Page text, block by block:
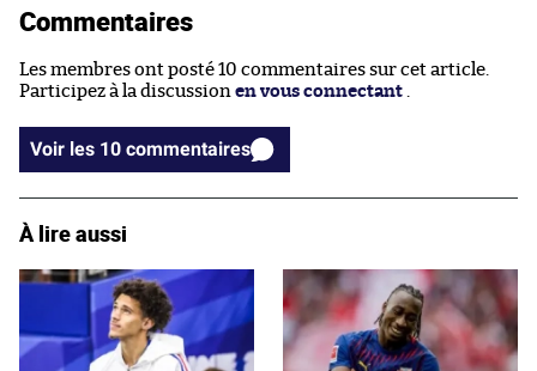
Commentaires
Les membres ont posté 10 commentaires sur cet article.
Participez à la discussion en vous connectant .
Voir les 10 commentaires
À lire aussi